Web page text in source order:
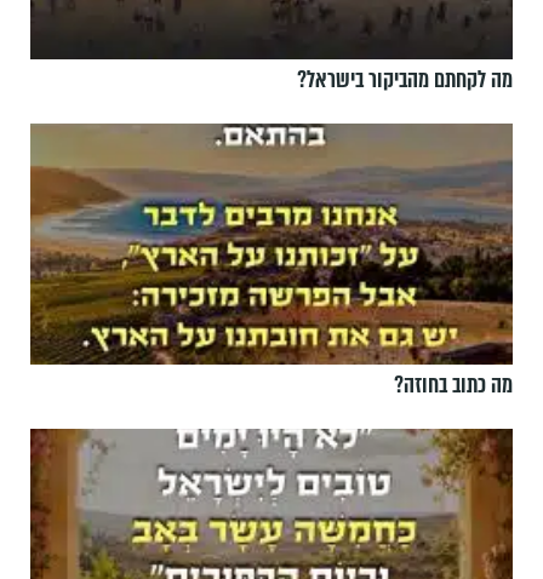
מה לקחתם מהביקור בישראל?
מה כתוב בחוזה?